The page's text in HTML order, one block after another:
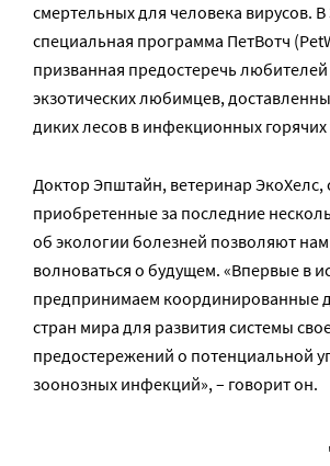
смертельных для человека вирусов. В
специальная программа ПетВотч
призванная предостеречь
экзотических любимцев,
диких лесов в инфекционных горячих
Доктор Эпштайн, ветеринар ЭкоХелс,
приобретенные за последние
об экологии болезней позволяют
волноваться о будущем. «Впервые в
предпринимаем координированные
стран мира для развития системы
предостережений о потенциальной
зоонозных инфекций», – говорит он.